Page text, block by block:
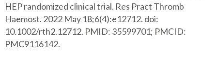
HEP randomized clinical trial. Res Pract Thromb
Haemost. 2022 May 18;6(4):e12712. doi:
10.1002/rth2.12712. PMID: 35599701; PMCID:
PMC9116142.